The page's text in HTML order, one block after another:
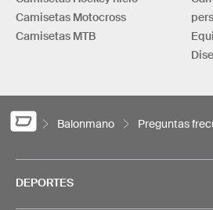
Camisetas Motocross
Camisetas MTB
Balonmano Preguntas
DEPORTES